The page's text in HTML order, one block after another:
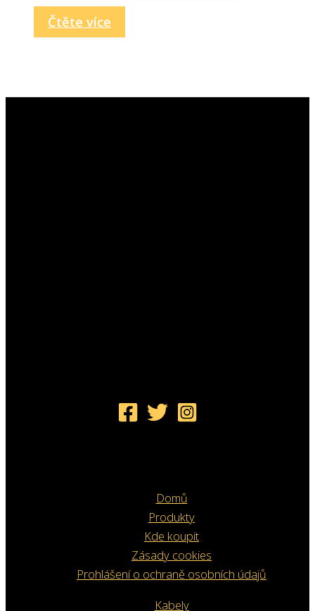
Čtěte více
Domů
Produkty
Kde koupit
Zásady cookies
Prohlášení o ochraně osobních údajů
Kabely